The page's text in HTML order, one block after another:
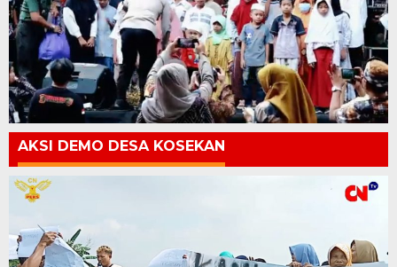
AKSI DEMO DESA KOSEKAN